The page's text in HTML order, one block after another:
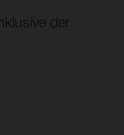
der